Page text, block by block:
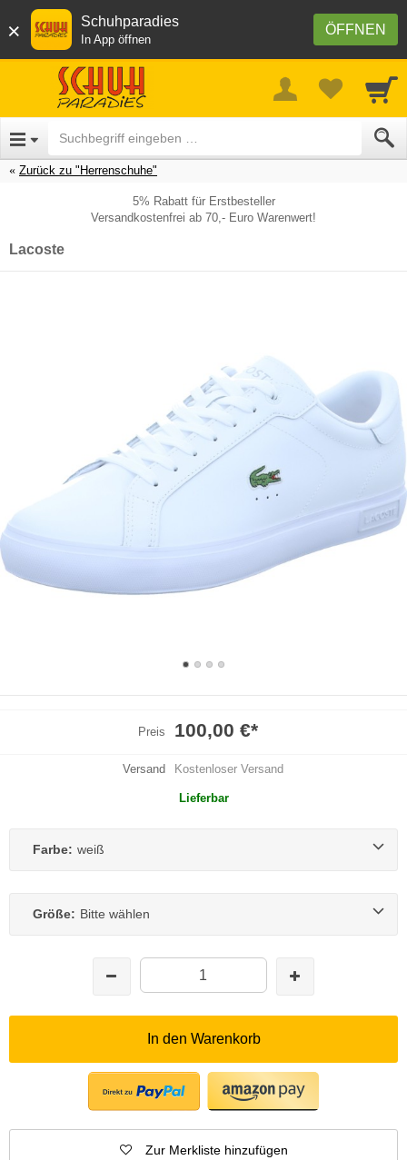
× ÖFFNEN
Schuhparadies
In App öffnen
Zurück zu "Herrenschuhe"
5% Rabatt für Erstbesteller
Versandkostenfrei ab 70,- Euro Warenwert!
Lacoste
Preis 100,00 €*
Versand Kostenloser Versand
Lieferbar
Farbe: weiß
Größe: Bitte wählen
In den Warenkorb
Zur Merkliste hinzufügen